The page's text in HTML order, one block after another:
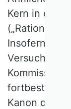
Kern in einer
Insofern
Versuch
Kommission
Kanon der